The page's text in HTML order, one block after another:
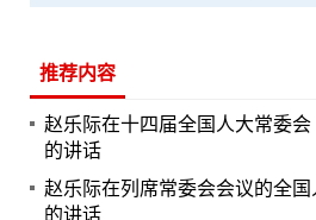
推荐内容
赵乐际在十四届全国人大常委
的讲话
赵乐际在列席常委会会议的全
的讲话